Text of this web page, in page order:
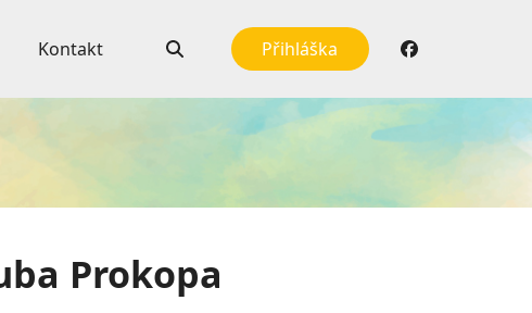
Kontakt Přihláška
Prokopa